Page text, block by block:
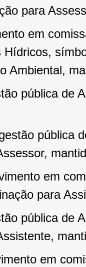
para
em
Hídricos,
Ambiental,
pública de
pública
em
para
pública de
em